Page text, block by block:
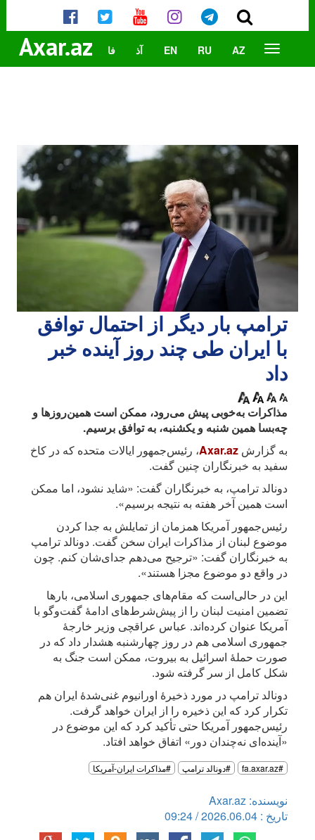
Axar.az AZ
RU
EN آذ فا
ترامپ بار دیگر از احتمال توافق
با ایران طی چند روز آینده خبر
داد
مذاکرات به‌خوبی پیش می‌رود، ممکن است همین‌روزها و
چه‌بسا همین شنبه و یکشنبه، به توافق برسیم.
به گزارش Axar.az، رئیس‌جمهور ایالات متحده که در کاخ
سفید به خبرنگاران چنین گفت.
دونالد ترامپ، به خبرنگاران گفت: «شاید نشود، اما ممکن
است همین آخر هفته به نتیجه برسیم».
رئیس‌جمهور آمریکا همزمان از تمایلش به جدا کردن
موضوع لبنان از مذاکرات ایران سخن گفت. دونالد ترامپ
به خبرنگاران گفت: «ترجیح می‌دهم جدای‌شان کنم. چون
در واقع دو موضوع مجزا هستند».
این در حالی‌است که مقام‌های جمهوری اسلامی، بارها
تضمین امنیت لبنان را از پیش‌شرط‌های ادامۀ گفت‌وگو با
آمریکا عنوان کرده‌اند. عباس عراقچی وزیر خارجۀ
جمهوری اسلامی هم در روز چهارشنبه هشدار داد که در
صورت حملۀ اسرائیل به بیروت، ممکن است جنگ به
شکل کامل از سر گرفته شود.
دونالد ترامپ در مورد ذخیرۀ اورانیوم غنی‌شدۀ ایران هم
تکرار کرد که این ذخیره را از ایران خواهد گرفت.
رئیس‌جمهور آمریکا حتی تأکید کرد که این موضوع در
«آینده‌ای نه‌چندان دور» اتفاق خواهد افتاد.
#fa.axar.az #دونالد ترامپ #مذاکرات ایران-آمریکا
نویسنده: Axar.az
تاریخ : 2026.06.04 / 09:24